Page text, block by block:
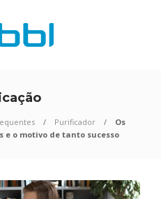
Purificador
Os
o motivo de tanto sucesso